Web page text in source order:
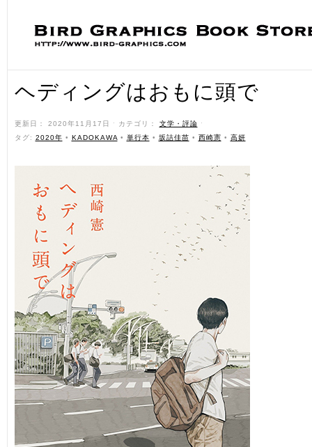
ヘディングはおもに頭で
更新日： 2020年11月17日 ˑ カテゴリ： 文学・評論 ˑ
タグ: 2020年 • KADOKAWA • 単行本 • 坂詰佳苗 • 西崎憲 • 高妍